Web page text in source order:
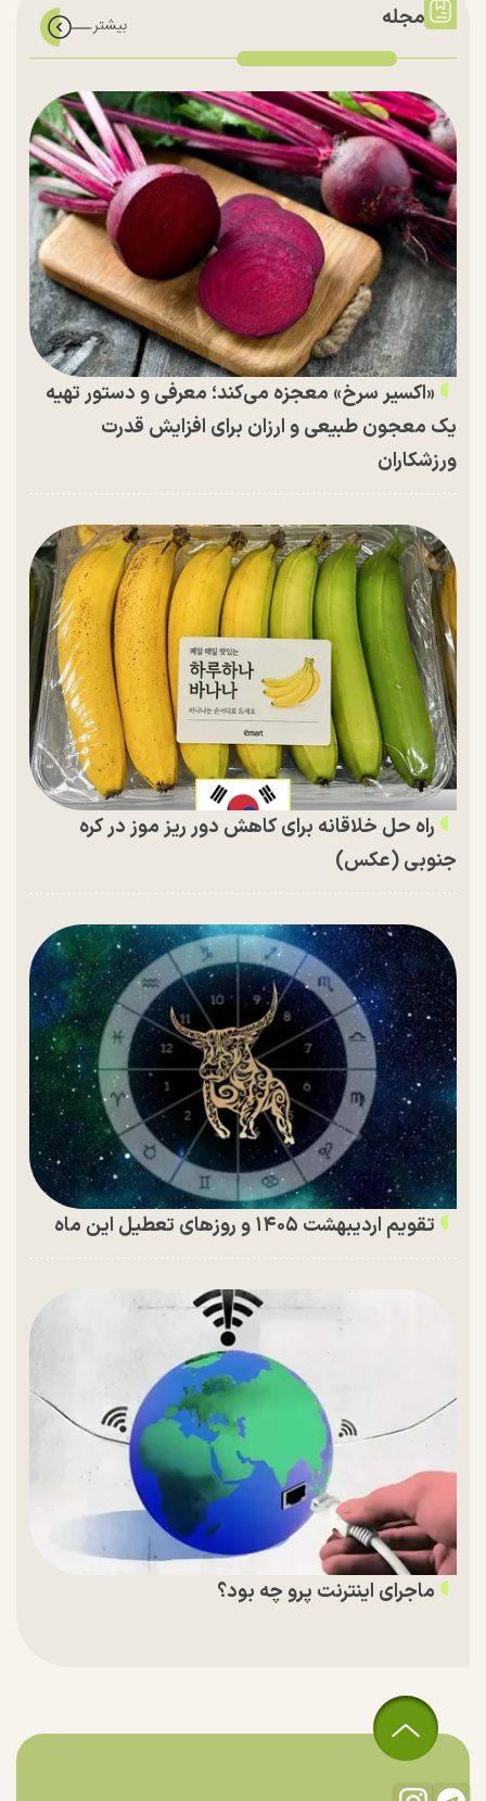
مجله
«اکسیر سرخ» معجزه می‌کند؛ معرفی و دستور تهیه
یک معجون طبیعی و ارزان برای افزایش قدرت
ورزشکاران
راه حل خلاقانه برای کاهش دور ریز موز در کره
جنوبی (عکس)
تقویم اردیبهشت ۱۴۰۵ و روز‌های تعطیل این ماه
ماجرای اینترنت پرو چه بود؟